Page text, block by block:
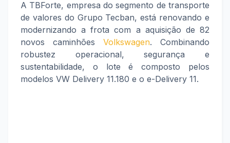
A TBForte, empresa do segmento de transporte
de valores do Grupo Tecban, está renovando e
modernizando a frota com a aquisição de 82
novos caminhões Volkswagen. Combinando
robustez operacional, segurança e
sustentabilidade, o lote é composto pelos
modelos VW Delivery 11.180 e o e-Delivery 11.